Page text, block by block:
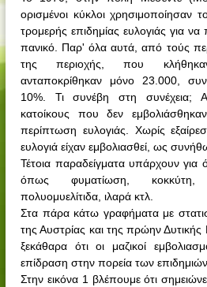
ορισμένοι κύκλοι χρησιμοποίησαν
τρομερής επιδημίας ευλογιάς για
πανικό. Παρ' όλα αυτά, από τούς
της περιοχής, που
ανταποκρίθηκαν μόνο 23.000,
10%. Τι συνέβη στη συνέχεια;
κατοίκους που δεν
περίπτωση ευλογιάς. Χωρίς
ευλογιά είχαν εμβολιασθεί, ως
Τέτοια παραδείγματα υπάρχουν για
όπως φυματίωση, κοκκύτη,
πολυομυελίτιδα, ιλαρά κτλ.
Στα πάρα κάτω γραφήματα με
της Αυστρίας και της πρώην Δυτικής
ξεκάθαρα ότι οι μαζικοί
επίδραση στην πορεία των επιδημιών.
Στην εικόνα 1 βλέπουμε ότι